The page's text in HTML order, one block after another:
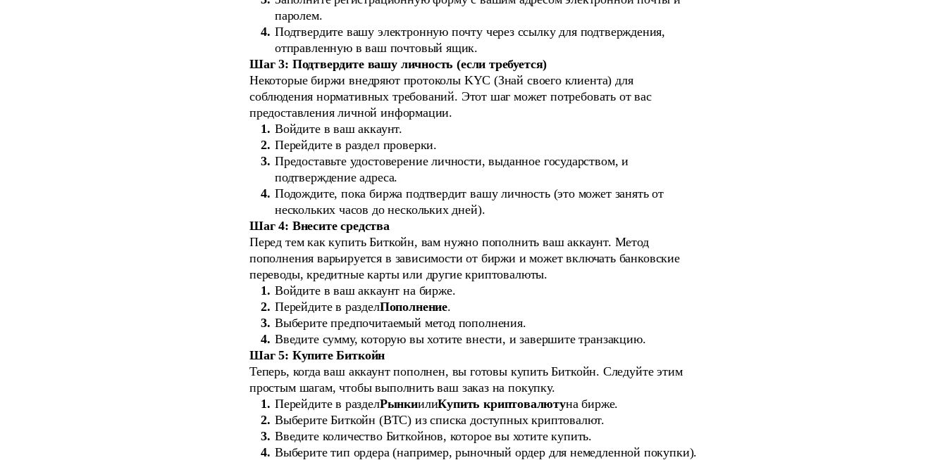
паролем.
Подтвердите вашу электронную почту через ссылку для подтверждения,
отправленную в ваш почтовый ящик.
Шаг 3: Подтвердите вашу личность (если требуется)
Некоторые биржи внедряют протоколы KYC (Знай своего клиента) для
соблюдения нормативных требований. Этот шаг может потребовать от вас
предоставления личной информации.
Войдите в ваш аккаунт.
Перейдите в раздел проверки.
Предоставьте удостоверение личности, выданное государством, и
подтверждение адреса.
Подождите, пока биржа подтвердит вашу личность (это может занять от
нескольких часов до нескольких дней).
Шаг 4: Внесите средства
Перед тем как купить Биткойн, вам нужно пополнить ваш аккаунт. Метод
пополнения варьируется в зависимости от биржи и может включать банковские
переводы, кредитные карты или другие криптовалюты.
Войдите в ваш аккаунт на бирже.
Перейдите в разделПополнение.
Выберите предпочитаемый метод пополнения.
Введите сумму, которую вы хотите внести, и завершите транзакцию.
Шаг 5: Купите Биткойн
Теперь, когда ваш аккаунт пополнен, вы готовы купить Биткойн. Следуйте этим
простым шагам, чтобы выполнить ваш заказ на покупку.
Перейдите в разделРынкиилиКупить криптовалютуна бирже.
Выберите Биткойн (BTC) из списка доступных криптовалют.
Введите количество Биткойнов, которое вы хотите купить.
Выберите тип ордера (например, рыночный ордер для немедленной покупки).